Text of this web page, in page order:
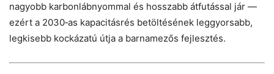
nagyobb karbonlábnyommal és hosszabb átfutással jár —
ezért a 2030‑as kapacitásrés betöltésének leggyorsabb,
legkisebb kockázatú útja a barnamezős fejlesztés.